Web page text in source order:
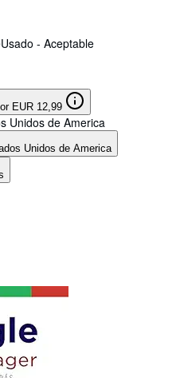
Usado - Aceptable
EUR 12,99
Unidos de America
Unidos de America